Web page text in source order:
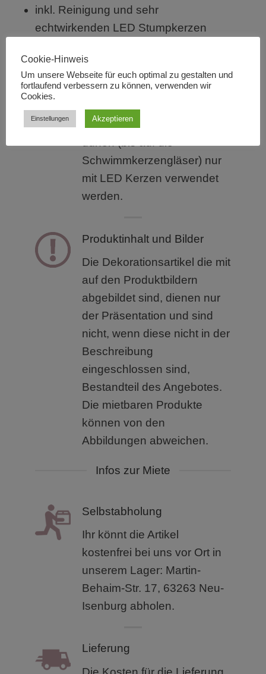
inkl. Reinigung und sehr
echtwirkenden LED Stumpkerzen
Wichtige Hinweise
Alle unsere Dekoartikel
Schwimmkerzengläser) nur
mit LED Kerzen verwendet
werden.
Produktinhalt und Bilder
Die Dekorationsartikel die mit
auf den Produktbildern
abgebildet sind, dienen nur
der Präsentation und sind
nicht, wenn diese nicht in der
Beschreibung
eingeschlossen sind,
Bestandteil des Angebotes.
Die mietbaren Produkte
können von den
Abbildungen abweichen.
Infos zur Miete
Selbstabholung
Ihr könnt die Artikel
kostenfrei bei uns vor Ort in
unserem Lager: Martin-
Behaim-Str. 17, 63263 Neu-
Isenburg abholen.
Lieferung
Cookie-Hinweis
Um unsere Webseite für euch optimal zu gestalten und
fortlaufend verbessern zu können, verwenden wir
Cookies.
Einstellungen Akzeptieren